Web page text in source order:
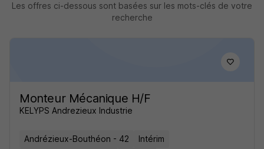
Les offres ci-dessous sont basées sur les mots-clés de votre
recherche
Monteur Mécanique H/F
KELYPS Andrezieux Industrie
Andrézieux-Bouthéon - 42
Intérim